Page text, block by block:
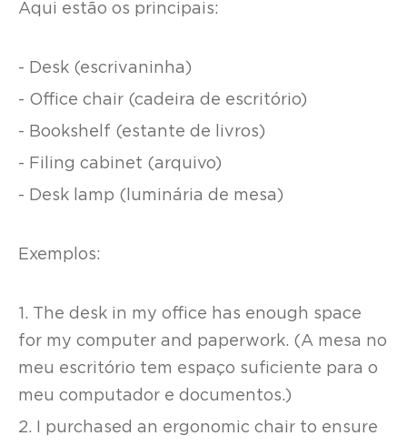
Aqui estão os principais:
- Desk (escrivaninha)
- Office chair (cadeira de escritório)
- Bookshelf (estante de livros)
- Filing cabinet (arquivo)
- Desk lamp (luminária de mesa)
Exemplos:
1. The desk in my office has enough space
for my computer and paperwork. (A mesa no
meu escritório tem espaço suficiente para o
meu computador e documentos.)
2. I purchased an ergonomic chair to ensure